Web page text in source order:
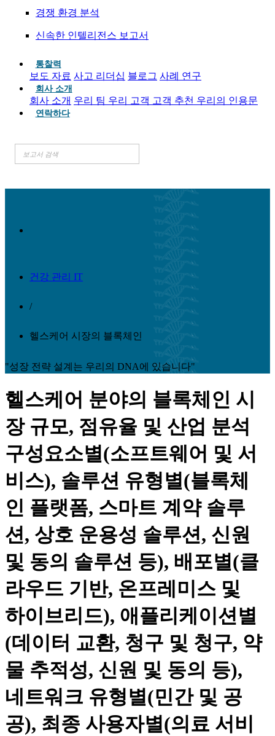
경쟁 환경 분석
신속한 인텔리전스 보고서
통찰력
보도 자료 사고 리더십 블로그 사례 연구
회사 소개
회사 소개 우리 팀 우리 고객 고객 추천 우리의 인용문
연락하다
건강 관리 IT
/
헬스케어 시장의 블록체인
"성장 전략 설계는 우리의 DNA에 있습니다"
헬스케어 분야의 블록체인 시
장 규모, 점유율 및 산업 분석
구성요소별(소프트웨어 및 서
비스), 솔루션 유형별(블록체
인 플랫폼, 스마트 계약 솔루
션, 상호 운용성 솔루션, 신원
및 동의 솔루션 등), 배포별(클
라우드 기반, 온프레미스 및
하이브리드), 애플리케이션별
(데이터 교환, 청구 및 청구, 약
물 추적성, 신원 및 동의 등),
네트워크 유형별(민간 및 공
공), 최종 사용자별(의료 서비